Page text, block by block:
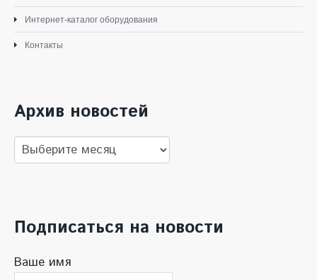
Интернет-каталог оборудования
Контакты
Архив новостей
Архив
новостей
Подписаться на новости
Ваше имя